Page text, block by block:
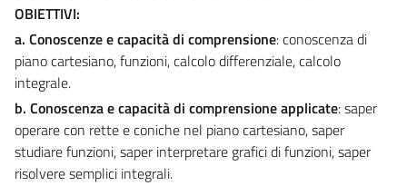
OBIETTIVI:
a. Conoscenze e capacità di comprensione: conoscenza di
piano cartesiano, funzioni, calcolo differenziale, calcolo
integrale.
b. Conoscenza e capacità di comprensione applicate: saper
operare con rette e coniche nel piano cartesiano, saper
studiare funzioni, saper interpretare grafici di funzioni, saper
risolvere semplici integrali.